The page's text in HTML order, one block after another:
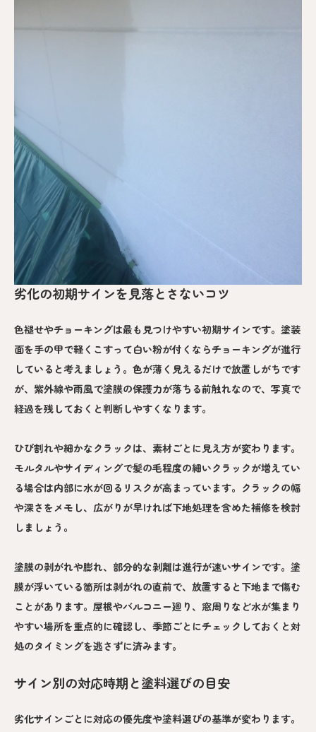
劣化の初期サインを見落とさないコツ
色褪せやチョーキングは最も見つけやすい初期サインです。塗装
面を手の甲で軽くこすって白い粉が付くならチョーキングが進行
していると考えましょう。色が薄く見えるだけで放置しがちです
が、紫外線や雨風で塗膜の保護力が落ちる前触れなので、写真で
経過を残しておくと判断しやすくなります。
ひび割れや細かなクラックは、素材ごとに見え方が変わります。
モルタルやサイディングで髪の毛程度の細いクラックが増えてい
る場合は内部に水が回るリスクが高まっています。クラックの幅
や深さをメモし、広がりが早ければ下地処理を含めた補修を検討
しましょう。
塗膜の剥がれや膨れ、部分的な剥離は進行が速いサインです。塗
膜が浮いている箇所は剥がれの直前で、放置すると下地まで傷む
ことがあります。屋根やバルコニー廻り、窓周りなど水が集まり
やすい場所を重点的に確認し、季節ごとにチェックしておくと対
処のタイミングを逃さずに済みます。
サイン別の対応時期と塗料選びの目安
劣化サインごとに対応の優先度や塗料選びの基準が変わります。